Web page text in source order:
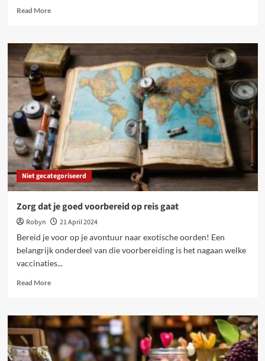
Read MoreRead
Koffiebonen
kiezen
die
bij
passen
Niet gecategoriseerd
Zorg dat je goed voorbereid op reis gaat
Robyn
21 April 2024
Bereid je voor op je avontuur naar exotische oorden! Een
belangrijk onderdeel van die voorbereiding is het nagaan welke
vaccinaties...
Read MoreRead
Zorg
dat
goed